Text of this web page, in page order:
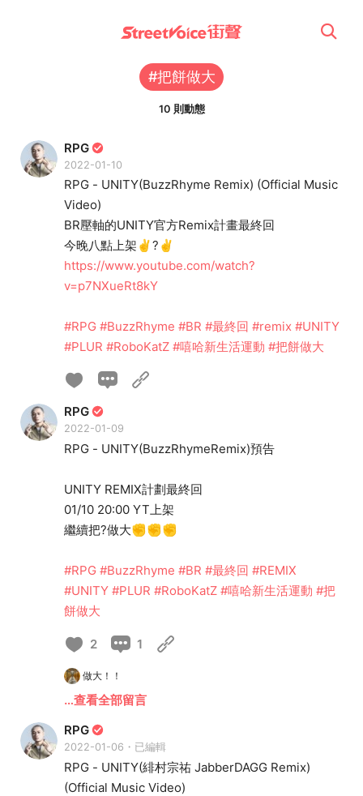
#把餅做大
10 則動態
RPG
2022-01-10
RPG - UNITY(BuzzRhyme Remix) (Official Music
Video)
BR壓軸的UNITY官方Remix計畫最終回
今晚八點上架✌️?✌️
https://www.youtube.com/watch?
v=p7NXueRt8kY
#RPG #BuzzRhyme #BR #最終回 #remix #UNITY
#PLUR #RoboKatZ #嘻哈新生活運動 #把餅做大
RPG
2022-01-09
RPG - UNITY(BuzzRhymeRemix)預告
UNITY REMIX計劃最終回
01/10 20:00 YT上架
繼續把?做大✊✊✊
#RPG #BuzzRhyme #BR #最終回 #REMIX
#UNITY #PLUR #RoboKatZ #嘻哈新生活運動 #把
餅做大
2 1
做大！！
…查看全部留言
RPG
2022-01-06・已編輯
RPG - UNITY(緋村宗祐 JabberDAGG Remix)
(Official Music Video)